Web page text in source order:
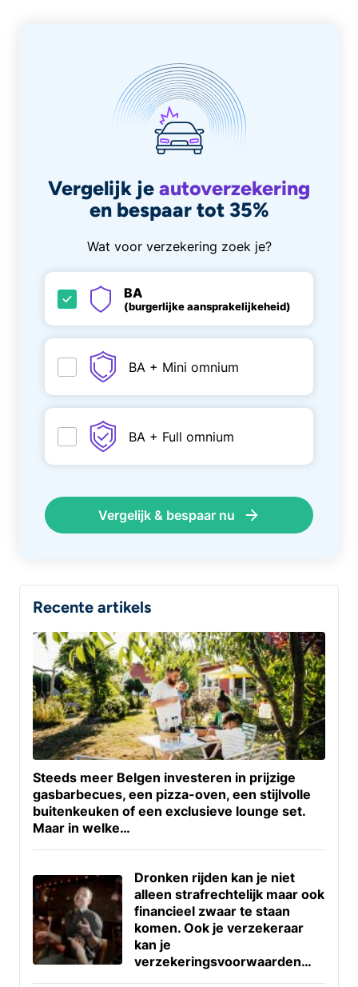
Vergelijk je autoverzekering
en bespaar tot 35%
Wat voor verzekering zoek je?
BA
(burgerlijke aansprakelijkeheid)
BA + Mini omnium
BA + Full omnium
Vergelijk & bespaar nu
Recente artikels
Steeds meer Belgen investeren in prijzige
gasbarbecues, een pizza-oven, een stijlvolle
buitenkeuken of een exclusieve lounge set.
Maar in welke…
Dronken rijden kan je niet
alleen strafrechtelijk maar ook
financieel zwaar te staan
komen. Ook je verzekeraar
kan je
verzekeringsvoorwaarden…